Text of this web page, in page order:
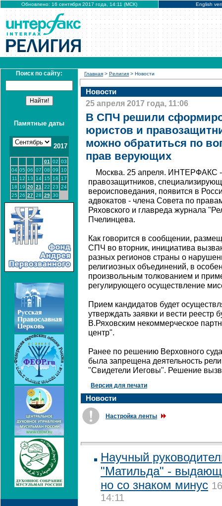
Обновлено: 16 сентября 2017 года, 14:11 (МСК) English
Поиск по сайту:
Памятные даты
2017
01 02 03
04 05 06 07 08 09
10
11
12 13 14 15 16
17
18 19 20 21 22 23 24
25 26 27 28 29 30
Главная > Религия > Новости
Новости
25 апреля 2017 года, 11:06
В СПЧ решили
юристов и
можно обратиться по
прав верующих
Москва. 25 апреля. ИНТЕРФАКС -
правозащитников,
вероисповедания, появится в
адвокатов - члена Совета по
Ряховского и главреда журнала
Пчелинцева.
Как говорится в сообщении,
СПЧ во вторник, инициатива
разных регионов страны о
религиозных объединений, в
произвольным толкованием и
регулирующего осуществление
Прием кандидатов будет
утверждать заявки и вести реестр
В.Ряховским некоммерческое
центр".
Ранее по решению Верховного
была запрещена деятельность
"Свидетели Иеговы". Решение
Версия для печати
Новости
Настройка ленты
Научный
"Матильда" -
но со знаком минус
14:11